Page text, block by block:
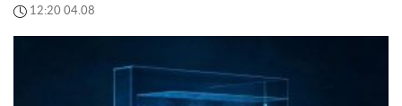
12:20 04.08